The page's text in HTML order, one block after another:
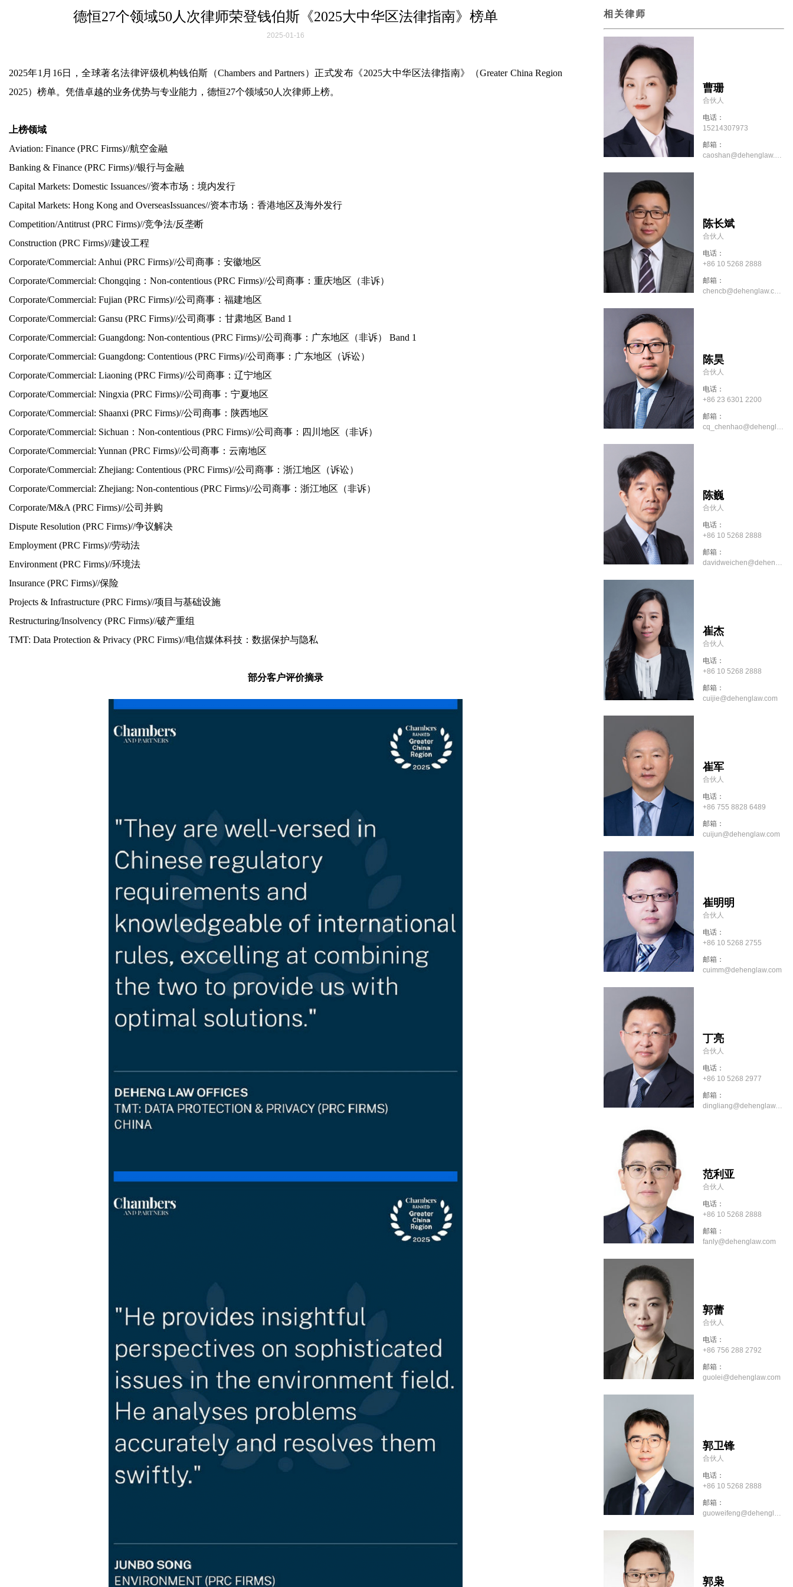
德恒27个领域50人次律师荣登钱伯斯《2025大中华区法律指南》榜单
2025-01-16
2025年1月16日，全球著名法律评级机构钱伯斯（Chambers and Partners）正式发布《2025大中华区法律指南》（Greater China Region
2025）榜单。凭借卓越的业务优势与专业能力，德恒27个领域50人次律师上榜。
上榜领域
Aviation: Finance (PRC Firms)//航空金融
Banking & Finance (PRC Firms)//银行与金融
Capital Markets: Domestic Issuances//资本市场：境内发行
Capital Markets: Hong Kong and OverseasIssuances//资本市场：香港地区及海外发行
Competition/Antitrust (PRC Firms)//竞争法/反垄断
Construction (PRC Firms)//建设工程
Corporate/Commercial: Anhui (PRC Firms)//公司商事：安徽地区
Corporate/Commercial: Chongqing：Non-contentious (PRC Firms)//公司商事：重庆地区（非诉）
Corporate/Commercial: Fujian (PRC Firms)//公司商事：福建地区
Corporate/Commercial: Gansu (PRC Firms)//公司商事：甘肃地区 Band 1
Corporate/Commercial: Guangdong: Non-contentious (PRC Firms)//公司商事：广东地区（非诉） Band 1
Corporate/Commercial: Guangdong: Contentious (PRC Firms)//公司商事：广东地区（诉讼）
Corporate/Commercial: Liaoning (PRC Firms)//公司商事：辽宁地区
Corporate/Commercial: Ningxia (PRC Firms)//公司商事：宁夏地区
Corporate/Commercial: Shaanxi (PRC Firms)//公司商事：陕西地区
Corporate/Commercial: Sichuan：Non-contentious (PRC Firms)//公司商事：四川地区（非诉）
Corporate/Commercial: Yunnan (PRC Firms)//公司商事：云南地区
Corporate/Commercial: Zhejiang: Contentious (PRC Firms)//公司商事：浙江地区（诉讼）
Corporate/Commercial: Zhejiang: Non-contentious (PRC Firms)//公司商事：浙江地区（非诉）
Corporate/M&A (PRC Firms)//公司并购
Dispute Resolution (PRC Firms)//争议解决
Employment (PRC Firms)//劳动法
Environment (PRC Firms)//环境法
Insurance (PRC Firms)//保险
Projects & Infrastructure (PRC Firms)//项目与基础设施
Restructuring/Insolvency (PRC Firms)//破产重组
TMT: Data Protection & Privacy (PRC Firms)//电信媒体科技：数据保护与隐私
部分客户评价摘录
相关律师
曹珊
合伙人
电话：
15214307973
邮箱：
caoshan@dehenglaw.com
陈长斌
合伙人
电话：
+86 10 5268 2888
邮箱：
chencb@dehenglaw.com
陈昊
合伙人
电话：
+86 23 6301 2200
邮箱：
cq_chenhao@dehenglaw.com
陈巍
合伙人
电话：
+86 10 5268 2888
邮箱：
davidweichen@dehenglaw.com
崔杰
合伙人
电话：
+86 10 5268 2888
邮箱：
cuijie@dehenglaw.com
崔军
合伙人
电话：
+86 755 8828 6489
邮箱：
cuijun@dehenglaw.com
崔明明
合伙人
电话：
+86 10 5268 2755
邮箱：
cuimm@dehenglaw.com
丁亮
合伙人
电话：
+86 10 5268 2977
邮箱：
dingliang@dehenglaw.com
范利亚
合伙人
电话：
+86 10 5268 2888
邮箱：
fanly@dehenglaw.com
郭蕾
合伙人
电话：
+86 756 288 2792
邮箱：
guolei@dehenglaw.com
郭卫锋
合伙人
电话：
+86 10 5268 2888
邮箱：
guoweifeng@dehenglaw.com
郭枭